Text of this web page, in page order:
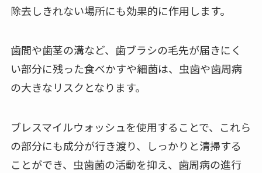
除去しきれない場所にも効果的に作用します。
歯間や歯茎の溝など、歯ブラシの毛先が届きにく
い部分に残った食べかすや細菌は、虫歯や歯周病
の大きなリスクとなります。
ブレスマイルウォッシュを使用することで、これら
の部分にも成分が行き渡り、しっかりと清掃する
ことができ、虫歯菌の活動を抑え、歯周病の進行